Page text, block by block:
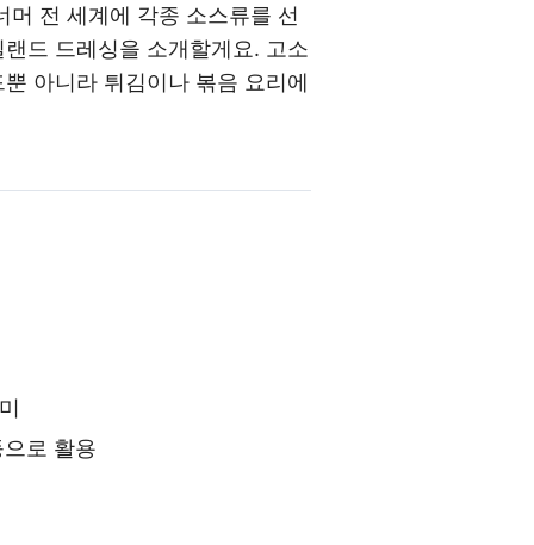
전 세계에 각종 소스류를 선
드 드레싱을 소개할게요. 고소
아니라 튀김이나 볶음 요리에
로 활용